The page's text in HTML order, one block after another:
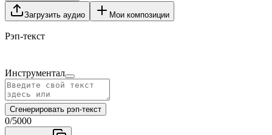
Загрузить аудио Мои композиции
Рэп-текст
Инструментал
Сгенерировать рэп-текст
0/5000